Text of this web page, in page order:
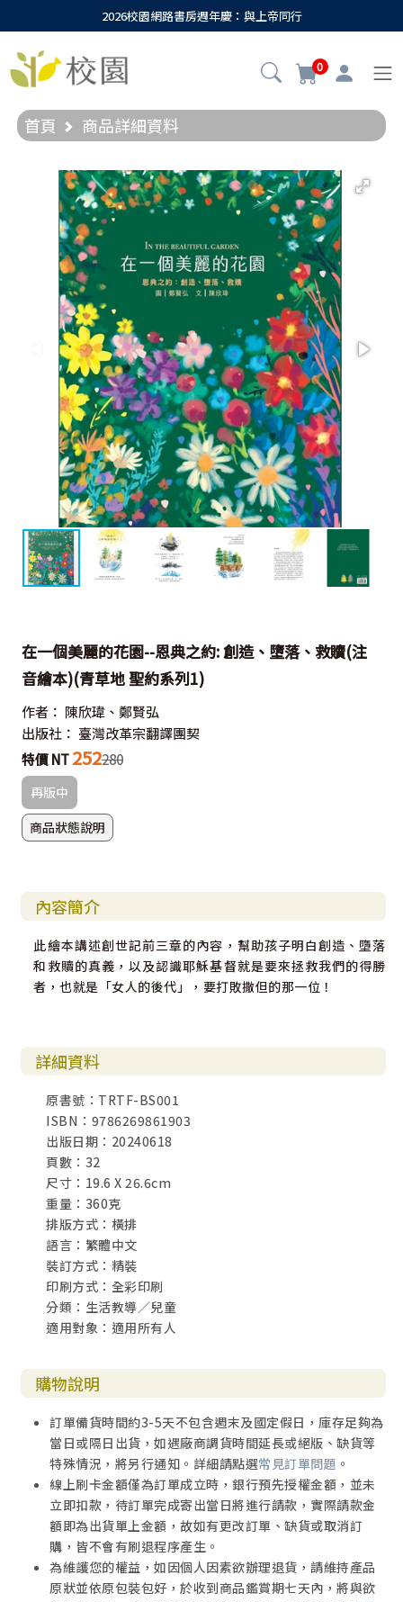
2026校園網路書房週年慶：與上帝同行
0
首頁 商品詳細資料
在一個美麗的花園--恩典之約: 創造、墮落、救贖(注
音繪本)(青草地 聖約系列1)
作者： 陳欣瑋、鄭賢弘
出版社： 臺灣改革宗翻譯團契
特價 NT 252280
再版中
商品狀態說明
內容簡介
此繪本講述創世記前三章的內容，幫助孩子明白創造、墮落
和救贖的真義，以及認識耶穌基督就是要來拯救我們的得勝
者，也就是「女人的後代」，要打敗撒但的那一位！
詳細資料
原書號：TRTF-BS001
ISBN：9786269861903
出版日期：20240618
頁數：32
尺寸：19.6 X 26.6cm
重量：360克
排版方式：橫排
語言：繁體中文
裝訂方式：精裝
印刷方式：全彩印刷
分類：生活教導／兒童
適用對象：適用所有人
購物說明
訂單備貨時間約3-5天不包含週末及國定假日，庫存足夠為
當日或隔日出貨，如遇廠商調貨時間延長或絕版、缺貨等
特殊情況，將另行通知。詳細請點選常見訂單問題 。
線上刷卡金額僅為訂單成立時，銀行預先授權金額，並未
立即扣款，待訂單完成寄出當日將進行請款，實際請款金
額即為出貨單上金額，故如有更改訂單、缺貨或取消訂
購，皆不會有刷退程序產生。
為維護您的權益，如因個人因素欲辦理退貨，請維持產品
原狀並依原包裝包好，於收到商品鑑賞期七天內，將與欲